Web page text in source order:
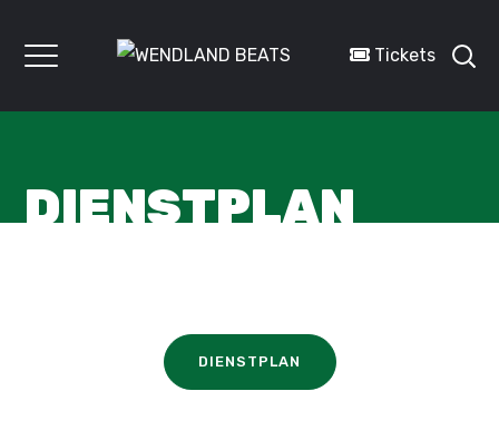
Tickets
DIENSTPLAN
DIENSTPLAN